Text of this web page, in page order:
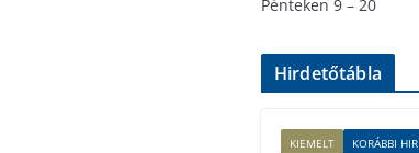
Pénteken 9 – 20
Hirdetőtábla
KIEMELT KORÁBBI